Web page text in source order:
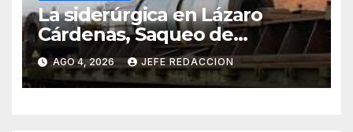
La siderúrgica en Lázaro
Cárdenas, Saqueo de
Recursos Naturales a Cambio
de Miseria
AGO 4, 2026 JEFE REDACCION